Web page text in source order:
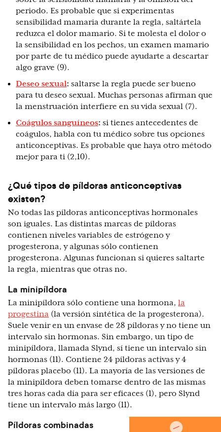
periodo. Es probable que si experimentas
sensibilidad mamaria durante la regla, saltártela
reduzca el dolor mamario. Si te molesta el dolor o
la sensibilidad en los pechos, un examen mamario
por parte de tu médico puede ayudarte a descartar
algo grave (9).
Deseo sexual: saltarse la regla puede ser bueno
para tu deseo sexual. Muchas personas afirman que
la menstruación interfiere en su vida sexual (7).
Coágulos sanguíneos: si tienes antecedentes de
coágulos, habla con tu médico sobre tus opciones
anticonceptivas. Es probable que haya otro método
mejor para ti (2,10).
¿Qué tipos de píldoras anticonceptivas
existen?
No todas las píldoras anticonceptivas hormonales
son iguales. Las distintas marcas de píldoras
contienen niveles variables de estrógeno y
progesterona, y algunas sólo contienen
progesterona. Algunas funcionan si quieres saltarte
la regla, mientras que otras no.
La minipíldora
La minipíldora sólo contiene una hormona, la
progestina (la versión sintética de la progesterona).
Suele venir en un envase de 28 píldoras y no tiene un
intervalo sin hormonas. Sin embargo, un tipo de
minipíldora, llamada Slynd, sí tiene un intervalo sin
hormonas (11). Contiene 24 píldoras activas y 4
píldoras placebo (11). La mayoría de las versiones de
la minipíldora deben tomarse dentro de las mismas
tres horas cada día para ser eficaces (1), pero Slynd
tiene un intervalo más largo (11).
Píldoras combinadas